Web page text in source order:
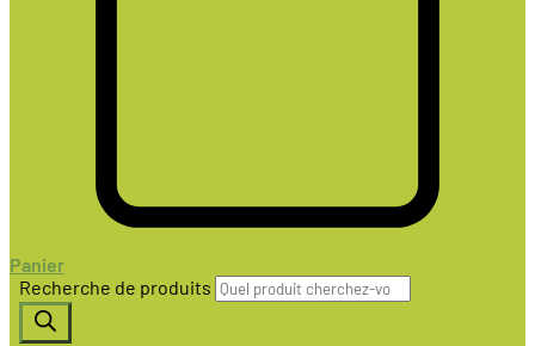
Panier
Recherche de produits